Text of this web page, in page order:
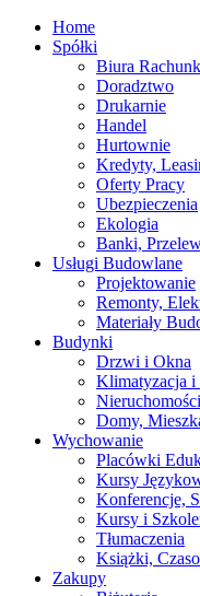
Home
Spółki
Biura
Doradztwo
Drukarnie
Handel
Hurtownie
Kredyty,
Oferty Pracy
Ubezpieczenia
Ekologia
Banki,
Usługi Budowlane
Projektowanie
Remonty,
Materiały
Budynki
Drzwi i Okna
Klimatyzacja i
Domy,
Wychowanie
Placówki
Kursy
Konferencje,
Kursy i
Tłumaczenia
Książki,
Zakupy